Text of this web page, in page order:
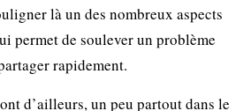
là un des nombreux aspects
permet de soulever un problème
rapidement.
d’ailleurs, un peu partout dans le